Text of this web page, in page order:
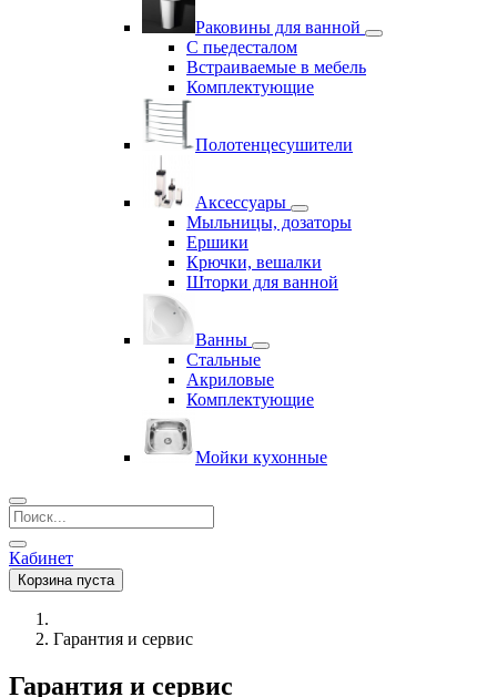
Раковины для ванной
С пьедесталом
Встраиваемые в мебель
Комплектующие
Полотенцесушители
Аксессуары
Мыльницы, дозаторы
Ершики
Крючки, вешалки
Шторки для ванной
Ванны
Стальные
Акриловые
Комплектующие
Мойки кухонные
Кабинет
Корзина пуста
Гарантия и сервис
Гарантия и сервис